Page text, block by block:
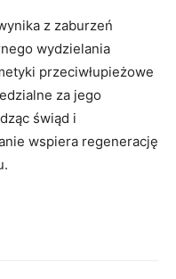
z zaburzeń
wydzielania
przeciwłupieżowe
za jego
świąd i
wspiera regenerację